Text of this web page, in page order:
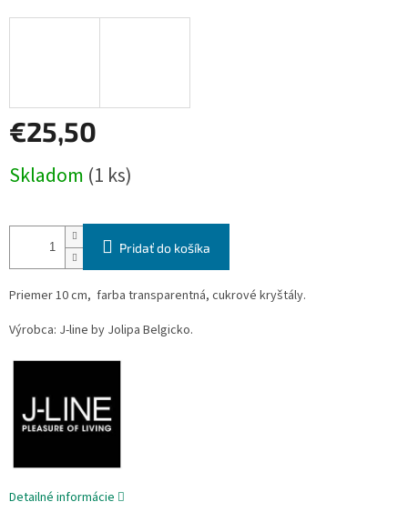
€25,50
cena:
Skladom (1 ks)
Pridať do košíka
Priemer 10 cm, farba transparentná, cukrové kryštály.
Výrobca: J-line by Jolipa Belgicko.
Detailné informácie